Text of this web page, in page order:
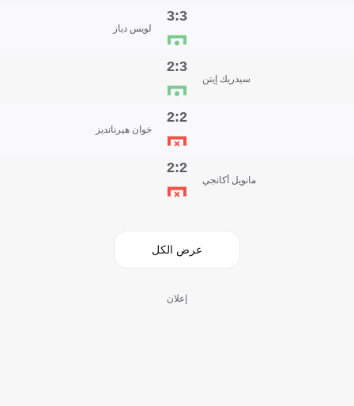
لويس دياز
3:3
سيدريك إيتن
3:2
خوان هيرنانديز
2:2
مانويل أكانجي
2:2
عرض الكل
إعلان